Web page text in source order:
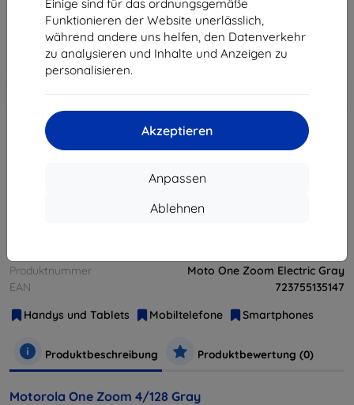
Einige sind für das ordnungsgemäße
Funktionieren der Website unerlässlich,
während andere uns helfen, den Datenverkehr
zu analysieren und Inhalte und Anzeigen zu
personalisieren.
Akzeptieren
Anpassen
Ablehnen
268,12 €
ohne MWSt 225,31 €
Produktnummer
Moto One Zoom Electric Gray
EAN
723755135147
Handys und Tablets
Mobiltelefone Smartphones
Produktbeschreibung Produktbewertung (0)
Motorola One Zoom 4/128 Gray